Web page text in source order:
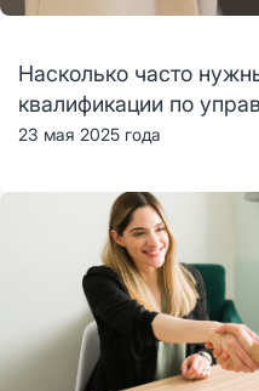
Насколько часто
квалификации по
23 мая 2025 года